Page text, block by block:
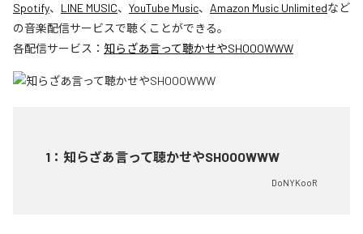
Spotify、 LINE MUSIC、 YouTube Music、 Amazon Music Unlimitedなど
の音楽配信サービスで聴くことができる。
各配信サービス： 知らざあ言って聴かせやSHOOOWWW
1 ： 知らざあ言って聴かせやSHOOOWWW
DoNYKooR